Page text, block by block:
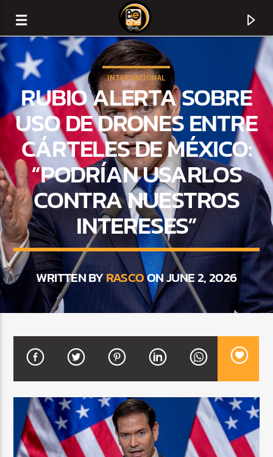
CURRENT TRACK
TITLE
ARTIST
BALADAS Y VALLENATO
3:00 PM 5:00 PM
Beone Radio
INTERNACIONAL
RUBIO ALERTA SOBRE
USO DE DRONES ENTRE
CÁRTELES DE MÉXICO:
“PODRÍAN USARLOS
CONTRA NUESTROS
INTERESES”
WRITTEN BYRASCOON JUNE 2, 2026